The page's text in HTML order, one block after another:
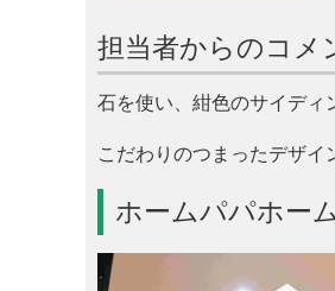
担当者からのコメ
石を使い、紺色のサイディ
こだわりのつまったデザイ
ホームパパホー